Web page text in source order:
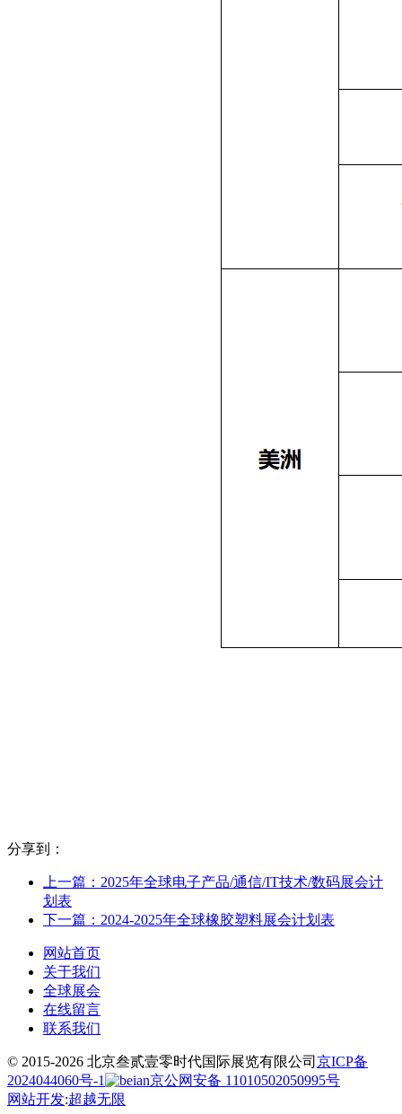
分享到：
上一篇：2025年全球电子产品/通信/IT技术/数码展会计
划表
下一篇：2024-2025年全球橡胶塑料展会计划表
网站首页
关于我们
全球展会
在线留言
联系我们
© 2015-2026 北京叁贰壹零时代国际展览有限公司 京ICP备
2024044060号-1
京公网安备 11010502050995号
网站开发:超越无限